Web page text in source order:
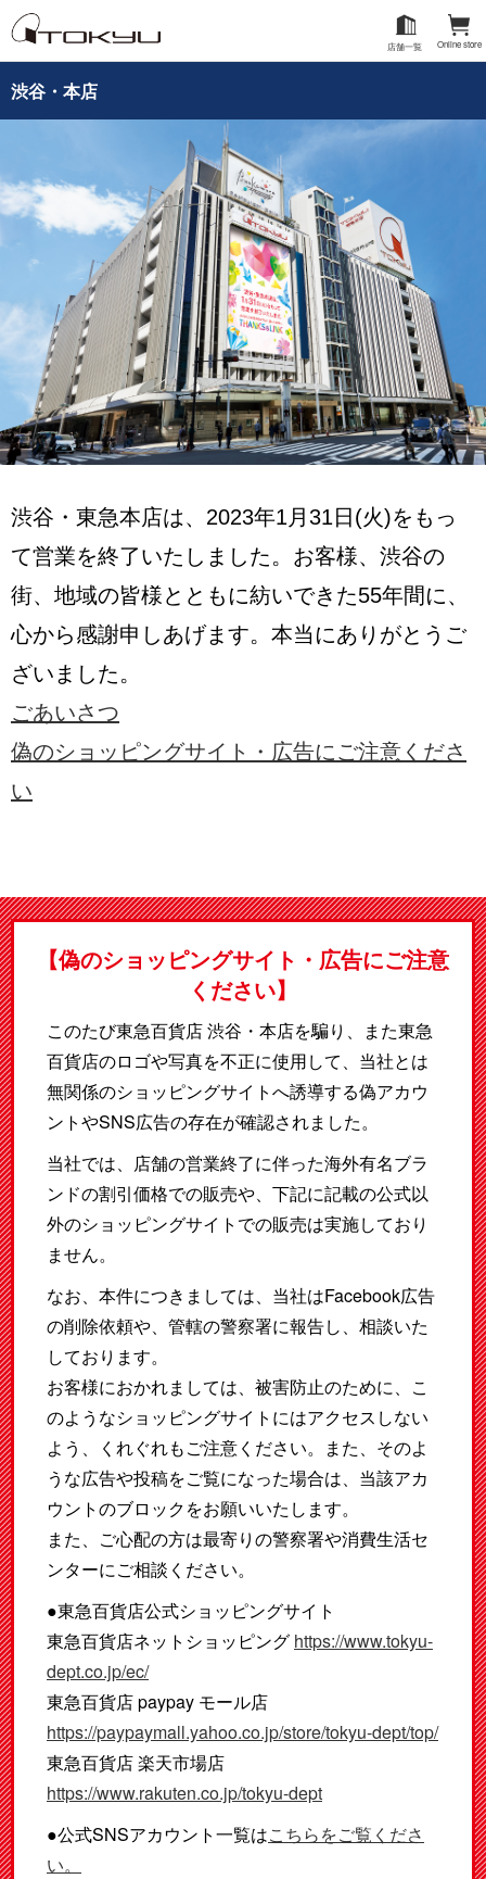
Online store
店舗一覧
渋谷・本店
渋谷・東急本店は、2023年1月31日(火)をもっ
て営業を終了いたしました。 お客様、渋谷の
街、地域の皆様とともに紡いできた55年間に、
心から感謝申しあげます。 本当にありがとうご
ざいました。
ごあいさつ
偽のショッピングサイト・広告にご注意くださ
い
【偽のショッピングサイト・広告にご注意
ください】
このたび東急百貨店 渋谷・本店を騙り、また東急
百貨店のロゴや写真を不正に使用して、当社とは
無関係のショッピングサイトへ誘導する偽アカウ
ントやSNS広告の存在が確認されました。
当社では、店舗の営業終了に伴った海外有名ブラ
ンドの割引価格での販売や、下記に記載の公式以
外のショッピングサイトでの販売は実施しており
ません。
なお、本件につきましては、当社はFacebook広告
の削除依頼や、管轄の警察署に報告し、相談いた
しております。
お客様におかれましては、被害防止のために、こ
のようなショッピングサイトにはアクセスしない
よう、くれぐれもご注意ください。また、そのよ
うな広告や投稿をご覧になった場合は、当該アカ
ウントのブロックをお願いいたします。
また、ご心配の方は最寄りの警察署や消費生活セ
ンターにご相談ください。
●東急百貨店公式ショッピングサイト
東急百貨店ネットショッピング https://www.tokyu-
dept.co.jp/ec/
東急百貨店 paypay モール店
https://paypaymall.yahoo.co.jp/store/tokyu-dept/top/
東急百貨店 楽天市場店
https://www.rakuten.co.jp/tokyu-dept
●公式SNSアカウント一覧はこちらをご覧くださ
い。